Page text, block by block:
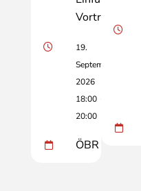
Vortrag
19.
September
2026
18:00
20:00
ÖBR